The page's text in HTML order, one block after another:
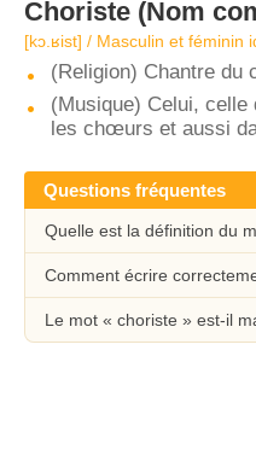
Choriste (Nom
[kɔ.ʁist] / Masculin et féminin
(Religion) Chantre du
(Musique) Celui, celle
les chœurs et aussi
Questions fréquentes
Quelle est la définition du
Comment écrire
Le mot « choriste » est-il